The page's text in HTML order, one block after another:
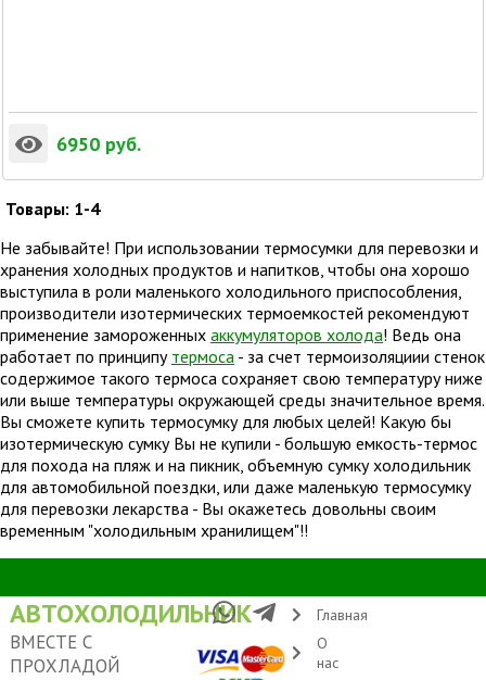
6950 руб.
Товары: 1-4
Не забывайте! При использовании термосумки для перевозки и
хранения холодных продуктов и напитков, чтобы она хорошо
выступила в роли маленького холодильного приспособления,
производители изотермических термоемкостей рекомендуют
применение замороженных аккумуляторов холода! Ведь она
работает по принципу термоса - за счет термоизоляциии стенок
содержимое такого термоса сохраняет свою температуру ниже
или выше температуры окружающей среды значительное время.
Вы сможете купить термосумку для любых целей! Какую бы
изотермическую сумку Вы не купили - большую емкость-термос
для похода на пляж и на пикник, объемную сумку холодильник
для автомобильной поездки, или даже маленькую термосумку
для перевозки лекарства - Вы окажетесь довольны своим
временным "холодильным хранилищем"!!
АВТОХОЛОДИЛЬНИК
ВМЕСТЕ С
ПРОХЛАДОЙ
Главная
О
нас